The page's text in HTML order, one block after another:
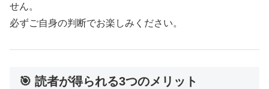
せん。
必ずご自身の判断でお楽しみください。
🎯 読者が得られる3つのメリット